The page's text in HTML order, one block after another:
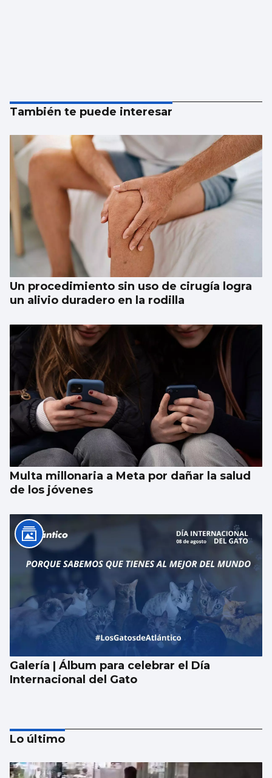
También te puede interesar
Un procedimiento sin uso de cirugía logra
un alivio duradero en la rodilla
Multa millonaria a Meta por dañar la salud
de los jóvenes
Galería | Álbum para celebrar el Día
Internacional del Gato
Lo último